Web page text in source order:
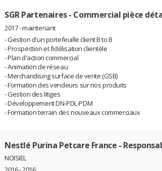
SGR Partenaires- Commercial pièce
2017 - maintenant
- Gestion d'un portefeuille client B to B
- Prospection et fidélisation clientèle
- Plan d'action commercial
- Animation de réseau
- Merchandising surface de vente (GSB)
- Formation des vendeurs sur nos produits
- Gestion des litiges
- Développement DN-PDL-PDM
- Formation terrain des nouveaux commerciaux
Nestlé Purina Petcare France -
NOISIEL